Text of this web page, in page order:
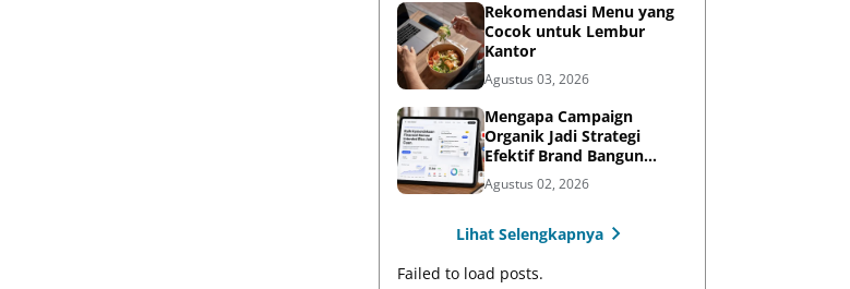
Rekomendasi Menu yang
Cocok untuk Lembur
Kantor
Agustus 03, 2026
Mengapa Campaign
Organik Jadi Strategi
Efektif Brand Bangun
Awareness di Media Sosial
Agustus 02, 2026
Lihat Selengkapnya
Failed to load posts.